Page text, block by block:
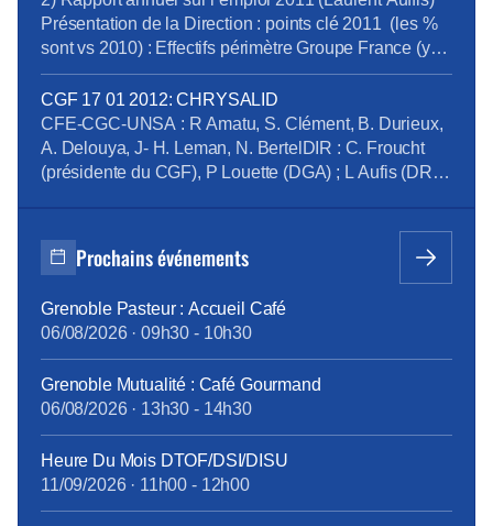
d’un mois de la mise en place, près de la moitié des
managers et la quasi-totalité des équipes de vente
Télécharger le tract en pdf : Tract Part Variable
Partielle en AD T2 2013
remuTravailDimancheFeries 2013 OK.pdf
Présentation de la Direction : points clé 2011 (les %
sont vs 2010) : Effectifs périmètre Groupe France (yc
Filiales) : 107 349 fin 2011 (1700 CDD) : +2% CDI
Durée moyenne CDD = 4 mois (+1 mois) Forte
progression de CDD en IDF Ouest,
lorraine/Alsace/Réunion/Bourgogne/Franche
Comté/Marseille/Lyon/Provence/Corse 3 811
CGF 17 01 2012: CHRYSALID
CFE-CGC-UNSA : R Amatu, S. Clément, B. Durieux,
A. Delouya, J- H. Leman, N. BertelDIR : C. Froucht
(présidente du CGF), P Louette (DGA) ; L Aufis (DRH)
stade de développement intermédiaire entre la larve
et l’imago (ou […]
Prochains événements
Grenoble Pasteur : Accueil Café
06/08/2026· 09h30 - 10h30
Grenoble Mutualité : Café Gourmand
06/08/2026· 13h30 - 14h30
Heure Du Mois DTOF/DSI/DISU
11/09/2026· 11h00 - 12h00